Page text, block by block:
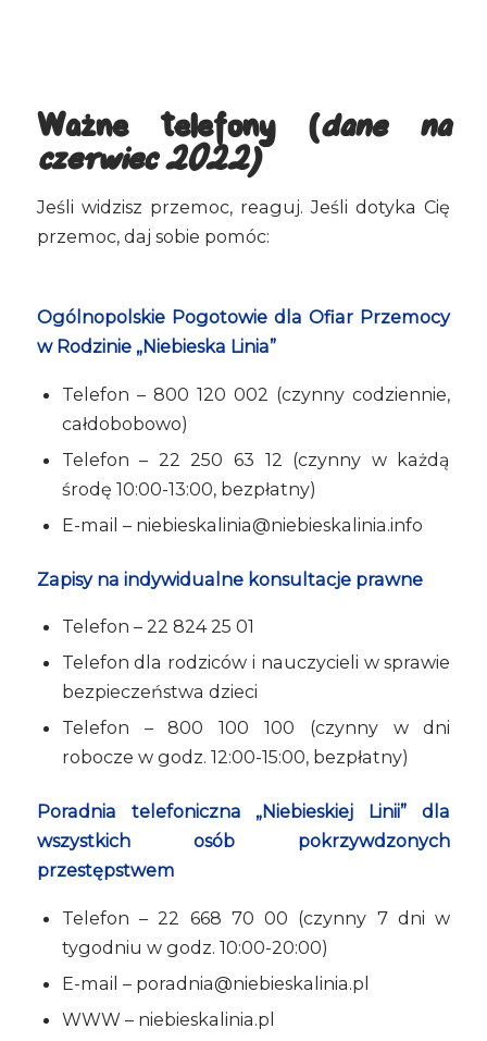
Ważne telefony (dane na
czerwiec 2022)
Jeśli widzisz przemoc, reaguj. Jeśli dotyka Cię
przemoc, daj sobie pomóc:
Ogólnopolskie Pogotowie dla Ofiar Przemocy
w Rodzinie „Niebieska Linia”
Telefon – 800 120 002 (czynny codziennie,
całdobobowo)
Telefon – 22 250 63 12 (czynny w każdą
środę 10:00-13:00, bezpłatny)
E-mail – niebieskalinia@niebieskalinia.info
Zapisy na indywidualne konsultacje prawne
Telefon – 22 824 25 01
Telefon dla rodziców i nauczycieli w sprawie
bezpieczeństwa dzieci
Telefon – 800 100 100 (czynny w dni
robocze w godz. 12:00-15:00, bezpłatny)
Poradnia telefoniczna „Niebieskiej Linii” dla
wszystkich osób pokrzywdzonych
przestępstwem
Telefon – 22 668 70 00 (czynny 7 dni w
tygodniu w godz. 10:00-20:00)
E-mail – poradnia@niebieskalinia.pl
WWW – niebieskalinia.pl